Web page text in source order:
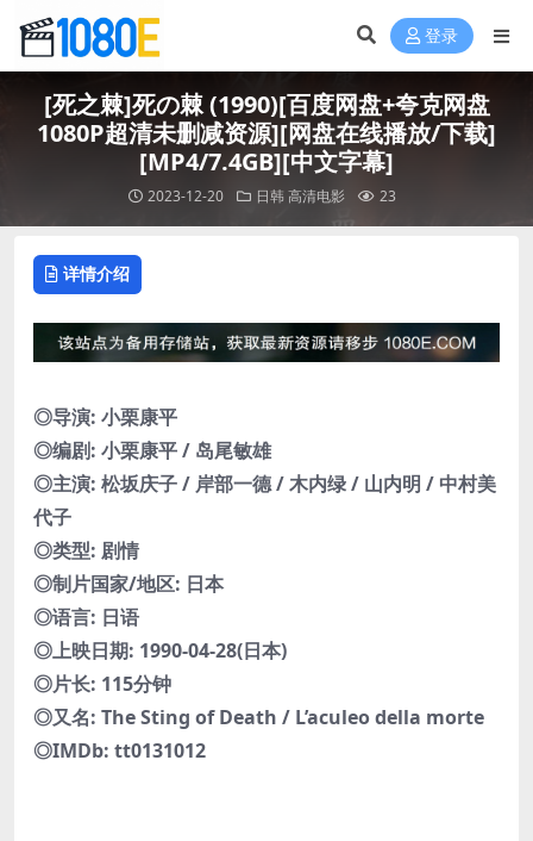
登录
[死之棘]死の棘 (1990)[百度网盘+夸克网盘
1080P超清未删减资源][网盘在线播放/下载]
[MP4/7.4GB][中文字幕]
2023-12-20 日韩 高清电影 23
详情介绍
◎导演: 小栗康平
◎编剧: 小栗康平 / 岛尾敏雄
◎主演: 松坂庆子 / 岸部一德 / 木内绿 / 山内明 / 中村美
代子
◎类型: 剧情
◎制片国家/地区: 日本
◎语言: 日语
◎上映日期: 1990-04-28(日本)
◎片长: 115分钟
◎又名: The Sting of Death / L’aculeo della morte
◎IMDb: tt0131012